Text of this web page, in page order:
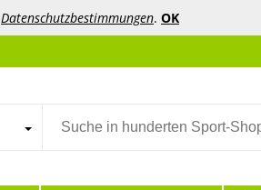
Datenschutzbestimmungen. OK